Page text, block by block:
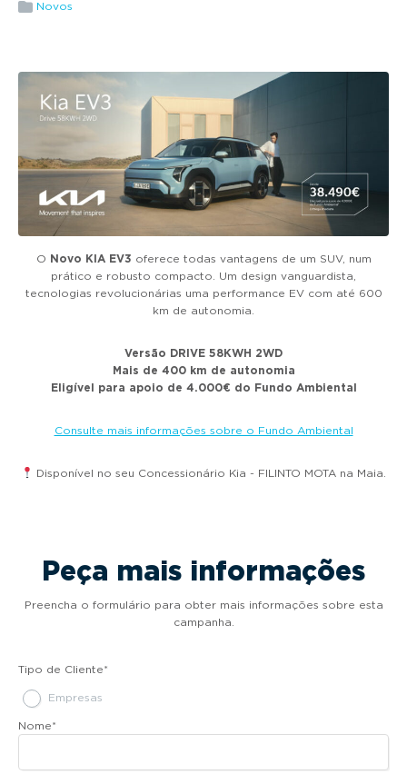
g
i
o
n
Novos
O Novo KIA EV3 oferece todas vantagens de um SUV, num
prático e robusto compacto. Um design vanguardista,
tecnologias revolucionárias uma performance EV com até 600
km de autonomia.
Versão DRIVE 58KWH 2WD
Mais de 400 km de autonomia
Eligível para apoio de 4.000€ do Fundo Ambiental
Consulte mais informações sobre o Fundo Ambiental
Disponível no seu Concessionário Kia - FILINTO MOTA na Maia.
Peça mais informações
Preencha o formulário para obter mais informações sobre esta
campanha.
Tipo de Cliente*
Empresas
Nome*